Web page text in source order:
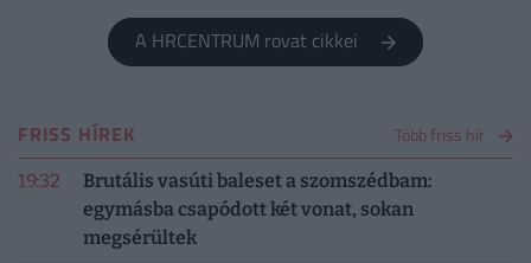
A HRCENTRUM rovat cikkei
FRISS HÍREK Több friss hír
19:32
Brutális vasúti baleset a szomszédbam:
egymásba csapódott két vonat, sokan
megsérültek